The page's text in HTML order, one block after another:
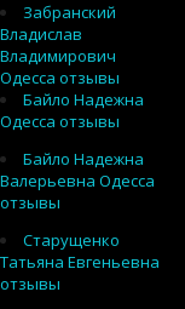
Забранский
Владислав
Владимирович
Одесса отзывы
Байло Надежна
Одесса отзывы
Байло Надежна
Валерьевна Одесса
отзывы
Старущенко
Татьяна Евгеньевна
отзывы